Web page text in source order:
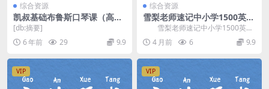
综合资源
凯叔基础布鲁斯口琴课（高清
视频）百度网盘下载
[db:摘要]
6 年前
29 9.9
综合资源
雪梨老师速记中小学1500英语
单词视频课(自然拼读 思维导
图) 百度网盘分享
雪梨老师速记中小学1500英语
单词视频课(自然拼读 思维导图)，
课程覆盖小初...
4 月前 6 9.9
VIP VIP